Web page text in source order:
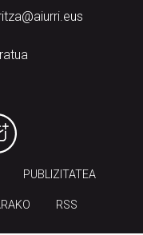
PUBLIZITATEA
RSS